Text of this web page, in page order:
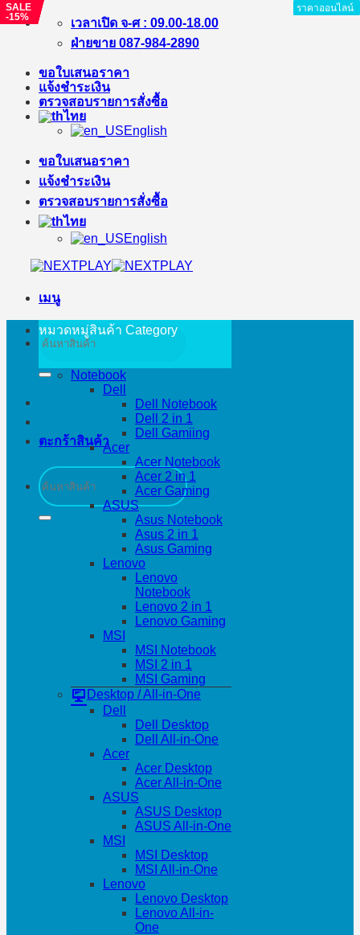
ข้าม
เนื้อหา
เวลาเปิด จ-ศ : 09.00-18.00
ฝ่ายขาย 087-984-2890
ขอใบเสนอราคา
แจ้งชำระเงิน
ตรวจสอบรายการสั่งซื้อ
ไทย
English
ขอใบเสนอราคา
แจ้งชำระเงิน
ตรวจสอบรายการสั่งซื้อ
ไทย
English
เมนู
ค้นหา:
ตะกร้าสินค้า
ค้นหา:
หมวดหมู่สินค้า Category
Notebook
Dell
Dell Notebook
Dell 2 in 1
Dell Gamiing
Acer
Acer Notebook
Acer 2 in 1
Acer Gaming
ASUS
Asus Notebook
Asus 2 in 1
Asus Gaming
Lenovo
Lenovo
Notebook
Lenovo 2 in 1
Lenovo Gaming
MSI
MSI Notebook
MSI 2 in 1
MSI Gaming
Desktop / All-in-One
Dell
Dell Desktop
Dell All-in-One
Acer
Acer Desktop
Acer All-in-One
ASUS
ASUS Desktop
ASUS All-in-One
MSI
MSI Desktop
MSI All-in-One
Lenovo
Lenovo Desktop
Lenovo All-in-
One
SALE
-15%
ราคาออนไลน์
SALE
-5%
ราคาออนไลน์
SALE
-3%
ราคาออนไลน์
SALE
-15%
ราคาออนไลน์
ราคาออนไลน์
ราคาออนไลน์
ราคาออนไลน์
ราคาออนไลน์